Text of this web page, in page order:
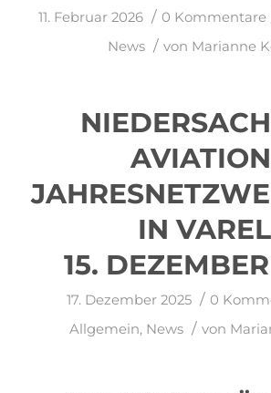
11. Februar 2026 / 0 Kommentare
News / von Marianne
IN VAREL
15.
17. Dezember 2025 / 0
Allgemein, News / von